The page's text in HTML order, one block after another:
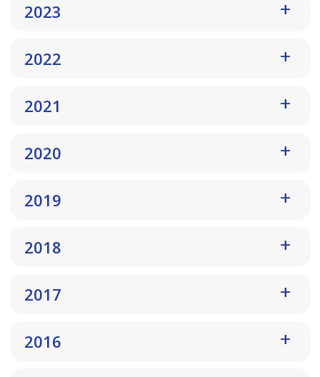
2023
2022
2021
2020
2019
2018
2017
2016